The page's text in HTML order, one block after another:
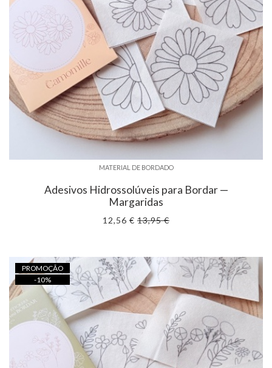
MATERIAL DE BORDADO
Adesivos Hidrossolúveis para Bordar —
Margaridas
12,56 € 13,95 €
-10%
PROMOÇÃO